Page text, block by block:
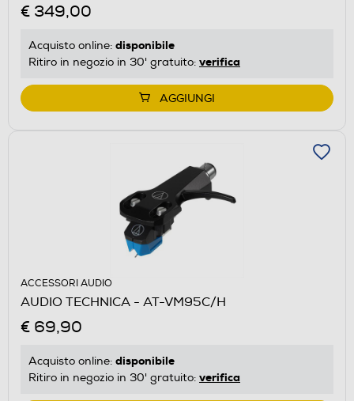
€ 349,00
Acquisto online: disponibile
Ritiro in negozio in 30' gratuito: verifica
AGGIUNGI
ACCESSORI AUDIO
AUDIO TECHNICA - AT-VM95C/H
€ 69,90
Acquisto online: disponibile
Ritiro in negozio in 30' gratuito: verifica